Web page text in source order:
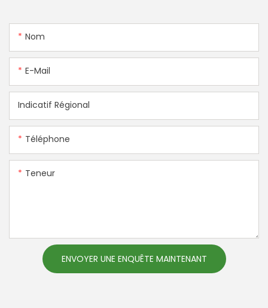
Nom
E-Mail
Indicatif Régional
Téléphone
Teneur
ENVOYER UNE ENQUÊTE MAINTENANT